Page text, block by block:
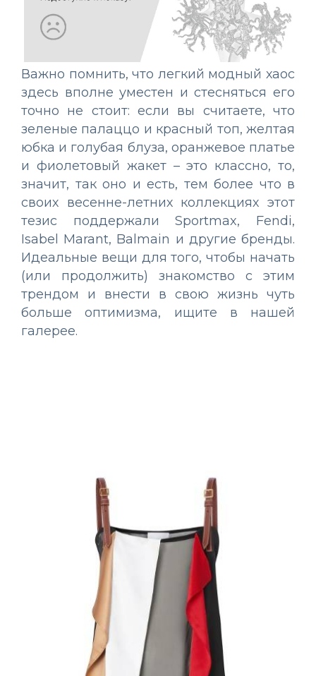
Важно помнить, что легкий модный хаос
здесь вполне уместен и стесняться его
точно не стоит: если вы считаете, что
зеленые палаццо и красный топ, желтая
юбка и голубая блуза, оранжевое платье
и фиолетовый жакет – это классно, то,
значит, так оно и есть, тем более что в
своих весенне-летних коллекциях этот
тезис поддержали Sportmax, Fendi,
Isabel Marant, Balmain и другие бренды.
Идеальные вещи для того, чтобы начать
(или продолжить) знакомство с этим
трендом и внести в свою жизнь чуть
больше оптимизма, ищите в нашей
галерее.